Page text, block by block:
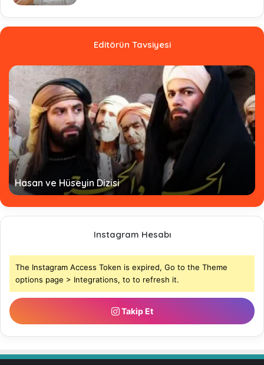
Editörün Tavsiyesi
Hasan ve Hüseyin Dizisi
Instagram Hesabı
The Instagram Access Token is expired, Go to the Theme
options page > Integrations, to to refresh it.
Takip Et